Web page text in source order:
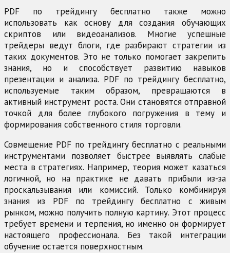
PDF по трейдингу бесплатно также можно
использовать как основу для создания обучающих
скриптов или видеоанализов. Многие успешные
трейдеры ведут блоги, где разбирают стратегии из
таких документов. Это не только помогает закрепить
знания, но и способствует развитию навыков
презентации и анализа. PDF по трейдингу бесплатно,
используемые таким образом, превращаются в
активный инструмент роста. Они становятся отправной
точкой для более глубокого погружения в тему и
формирования собственного стиля торговли.
Совмещение PDF по трейдингу бесплатно с реальными
инструментами позволяет быстрее выявлять слабые
места в стратегиях. Например, теория может казаться
логичной, но на практике не давать прибыли из-за
проскальзывания или комиссий. Только комбинируя
знания из PDF по трейдингу бесплатно с живым
рынком, можно получить полную картину. Этот процесс
требует времени и терпения, но именно он формирует
настоящего профессионала. Без такой интеграции
обучение остается поверхностным.